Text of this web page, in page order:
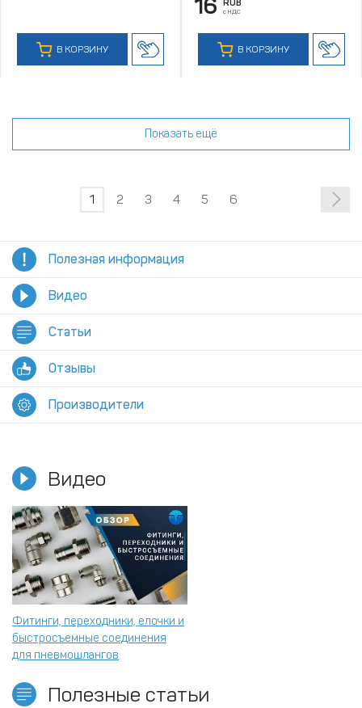
В КОРЗИНУ
16 RUB
с НДС
В КОРЗИНУ
Показать ещё
1 2 3 4 5 6
Полезная информация
Видео
Статьи
Отзывы
Производители
Видео
Фитинги, переходники, елочки и
быстросъемные соединения
для пневмошлангов
Полезные статьи